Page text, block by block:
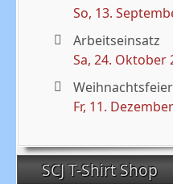
So, 13.
Arbeitseinsatz
Sa, 24. Oktober
Weihnachtsfeier
Fr, 11.
SCJ T-Shirt Shop